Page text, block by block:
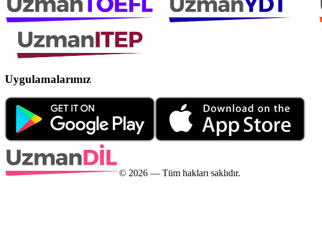
Uygulamalarımız
© 2026 — Tüm hakları saklıdır.